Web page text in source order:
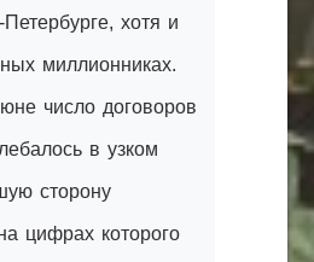
хотя и
миллионниках.
число договоров
в узком
сторону
цифрах которого